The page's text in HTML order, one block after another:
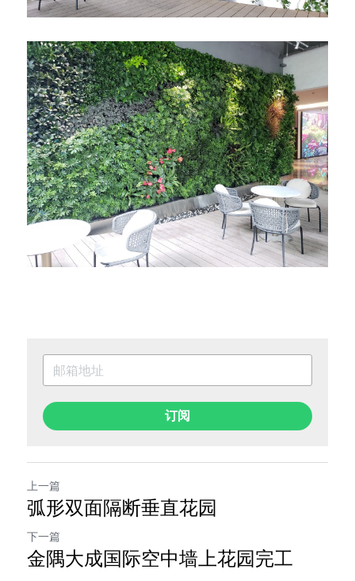
订阅
上一篇
弧形双面隔断垂直花园
下一篇
金隅大成国际空中墙上花园完工